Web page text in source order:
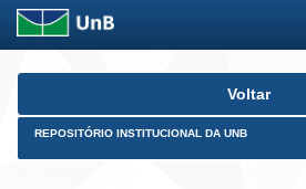
Skip
Voltar
REPOSITÓRIO INSTITUCIONAL DA UNB